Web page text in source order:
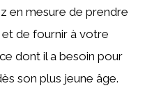
en mesure de prendre
de fournir à votre
dont il a besoin pour
son plus jeune âge.